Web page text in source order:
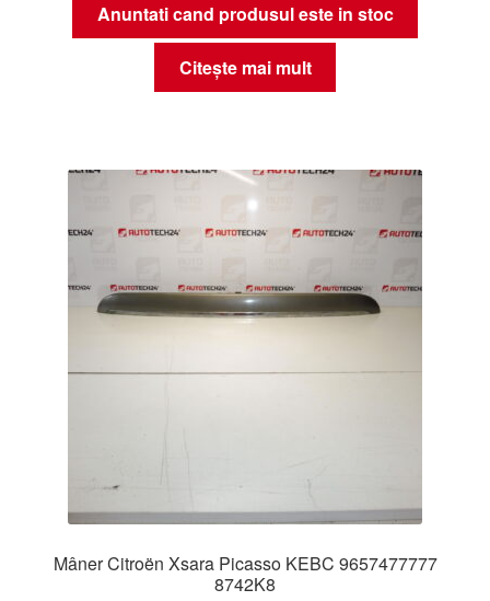
Anuntati cand produsul este in stoc
Citește mai mult
Mâner Citroën Xsara Picasso KEBC 9657477777
8742K8